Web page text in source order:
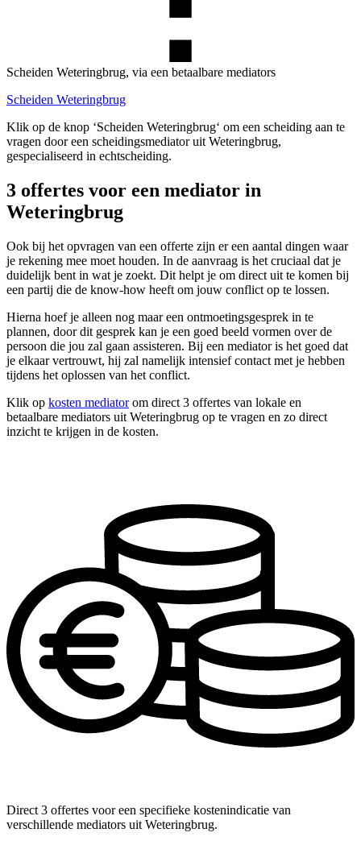
Scheiden Weteringbrug, via een betaalbare mediators
Scheiden Weteringbrug
Klik op de knop ‘Scheiden Weteringbrug‘ om een scheiding aan te
vragen door een scheidingsmediator uit Weteringbrug,
gespecialiseerd in echtscheiding.
3 offertes voor een mediator in
Weteringbrug
Ook bij het opvragen van een offerte zijn er een aantal dingen waar
je rekening mee moet houden. In de aanvraag is het cruciaal dat je
duidelijk bent in wat je zoekt. Dit helpt je om direct uit te komen bij
een partij die de know-how heeft om jouw conflict op te lossen.
Hierna hoef je alleen nog maar een ontmoetingsgesprek in te
plannen, door dit gesprek kan je een goed beeld vormen over de
persoon die jou zal gaan assisteren. Bij een mediator is het goed dat
je elkaar vertrouwt, hij zal namelijk intensief contact met je hebben
tijdens het oplossen van het conflict.
Klik op kosten mediatorom direct 3 offertes van lokale en
betaalbare mediators uit Weteringbrug op te vragen en zo direct
inzicht te krijgen in de kosten.
Direct 3 offertes voor een specifieke kostenindicatie van
verschillende mediators uit Weteringbrug.